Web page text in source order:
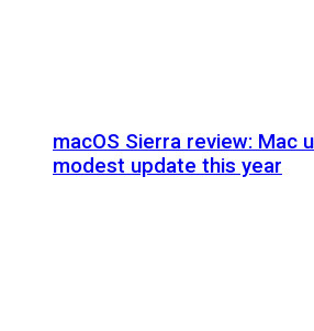
macOS Sierra review: Mac
modest update this year